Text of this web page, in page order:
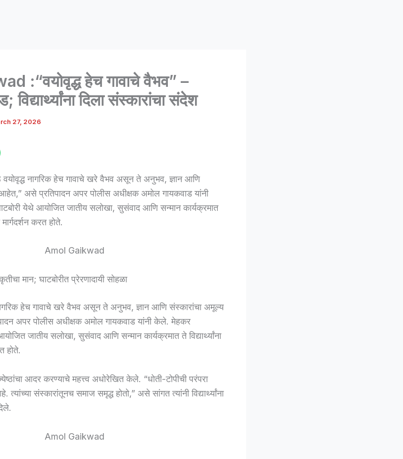
:“वयोवृद्ध हेच गावाचे वैभव” –
दिला संस्कारांचा संदेश
27, 2026
नागरिक हेच गावाचे खरे वैभव असून ते अनुभव, ज्ञान आणि
असे प्रतिपादन अपर पोलीस अधीक्षक अमोल गायकवाड यांनी
येथे आयोजित जातीय सलोखा, सुसंवाद आणि सन्मान कार्यक्रमात
मार्गदर्शन करत होते.
मान; घाटबोरीत प्रेरणादायी सोहळा
हेच गावाचे खरे वैभव असून ते अनुभव, ज्ञान आणि संस्कारांचा अमूल्य
अपर पोलीस अधीक्षक अमोल गायकवाड यांनी केले. मेहकर
जातीय सलोखा, सुसंवाद आणि सन्मान कार्यक्रमात ते विद्यार्थ्यांना
होते.
आदर करण्याचे महत्त्व अधोरेखित केले. “धोती-टोपीची परंपरा
त्यांच्या संस्कारांतूनच समाज समृद्ध होतो,” असे सांगत त्यांनी विद्यार्थ्यांना